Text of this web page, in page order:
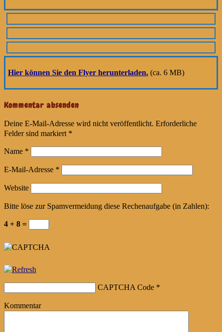
Hier können Sie den Flyer herunterladen. (ca. 6 MB)
Kommentar absenden
Deine E-Mail-Adresse wird nicht veröffentlicht. Erforderliche
Felder sind markiert *
Name *
E-Mail-Adresse *
Website
Bitte löse zur Spamvermeidung diese Rechenaufgabe (in Zahlen):
4 + 8 =
CAPTCHA Code *
Kommentar